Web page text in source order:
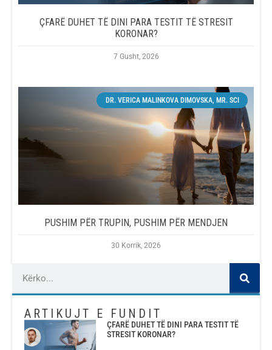
ÇFARË DUHET TË DINI PARA TESTIT TË STRESIT
KORONAR?
7 Gusht, 2026
DR. VERICA MALINKOVA DIMOVSKA, MR. SCI
PUSHIM PËR TRUPIN, PUSHIM PËR MENDJEN
30 Korrik, 2026
ARTIKUJT E FUNDIT
ÇFARË DUHET TË DINI PARA TESTIT TË
STRESIT KORONAR?